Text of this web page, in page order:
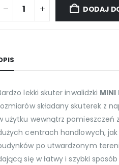
DODAJ
lekki skuter inwalidzki
składany skuterek z
użytku wewnątrz
centrach handlowych,
po utwardzonym
się w łatwy i szybki